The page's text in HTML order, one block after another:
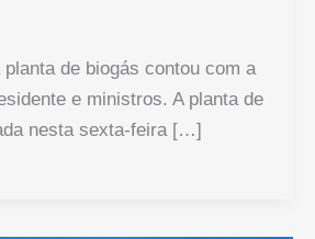
planta de biogás contou com a
e ministros. A planta de
nesta sexta-feira […]